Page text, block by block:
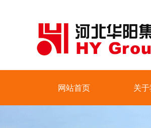
网站首页 关